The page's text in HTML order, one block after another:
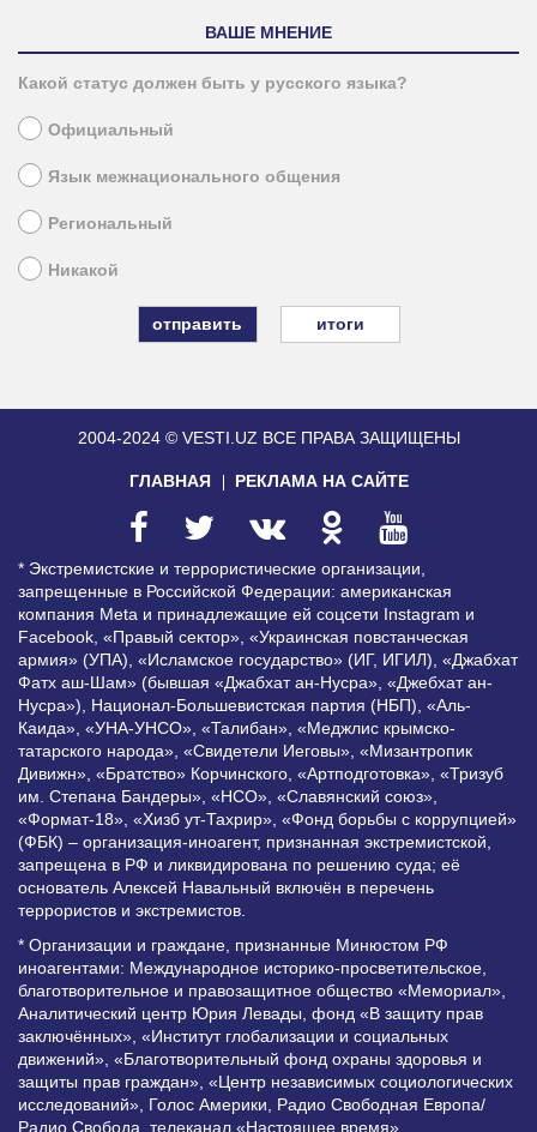
ВАШЕ МНЕНИЕ
Какой статус должен быть у русского языка?
Официальный
Язык межнационального общения
Региональный
Никакой
итоги
2004-2024 © VESTI.UZ ВСЕ ПРАВА ЗАЩИЩЕНЫ
ГЛАВНАЯ РЕКЛАМА НА САЙТЕ
* Экстремистские и террористические организации,
запрещенные в Российской Федерации: американская
компания Meta и принадлежащие ей соцсети Instagram и
Facebook, «Правый сектор», «Украинская повстанческая
армия» (УПА), «Исламское государство» (ИГ, ИГИЛ), «Джабхат
Фатх аш-Шам» (бывшая «Джабхат ан-Нусра», «Джебхат ан-
Нусра»), Национал-Большевистская партия (НБП), «Аль-
Каида», «УНА-УНСО», «Талибан», «Меджлис крымско-
татарского народа», «Свидетели Иеговы», «Мизантропик
Дивижн», «Братство» Корчинского, «Артподготовка», «Тризуб
им. Степана Бандеры», «НСО», «Славянский союз»,
«Формат-18», «Хизб ут-Тахрир», «Фонд борьбы с коррупцией»
(ФБК) – организация-иноагент, признанная экстремистской,
запрещена в РФ и ликвидирована по решению суда; её
основатель Алексей Навальный включён в перечень
террористов и экстремистов.
* Организации и граждане, признанные Минюстом РФ
иноагентами: Международное историко-просветительское,
благотворительное и правозащитное общество «Мемориал»,
Аналитический центр Юрия Левады, фонд «В защиту прав
заключённых», «Институт глобализации и социальных
движений», «Благотворительный фонд охраны здоровья и
защиты прав граждан», «Центр независимых социологических
исследований», Голос Америки, Радио Свободная Европа/
Радио Свобода, телеканал «Настоящее время»,